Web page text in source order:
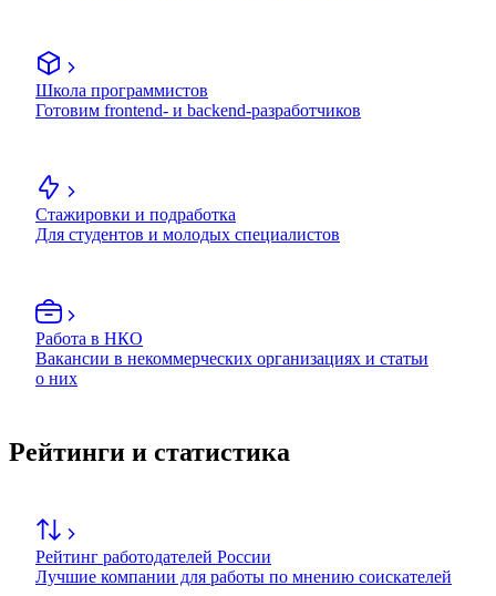
Школа программистов
Готовим frontend- и backend-разработчиков
Стажировки и подработка
Для студентов и молодых специалистов
Работа в НКО
Вакансии в некоммерческих организациях и статьи
о них
Рейтинги и статистика
Рейтинг работодателей России
Лучшие компании для работы по мнению соискателей